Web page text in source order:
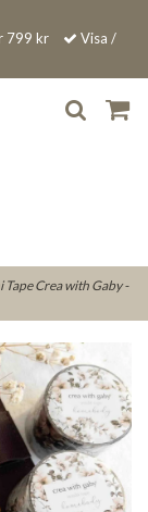
799 kr
Visa /
Tape Crea with Gaby -